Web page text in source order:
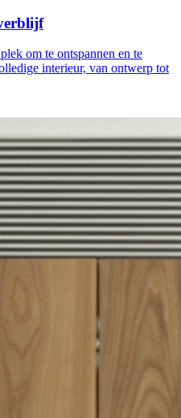
om te ontspannen en te
interieur, van ontwerp tot